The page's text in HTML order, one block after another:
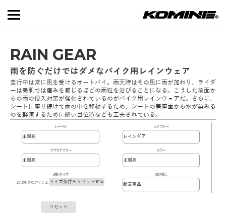
RAIN GEAR
雨を防ぐだけではダメなバイク用レインウェア
走行中は常に風を受けるオートバイ。雨天時はその風に雨が加わり、ライダ
ーは素肌では痛みを感じるほどの雨粒を浴びることになる。こうした前面か
らの雨の侵入対策が強化されているのがバイク用レインウェアだ。さらに、
シートに座り続けて雨の中を移動するため、シートの着座面から水が染みる
のを軽減するために縫い目位置なども工夫されている。
レーベル カテゴリー
サブカテゴリー カラー
選択サイズ
27.0を含むアイテム サイズ条件をリセットする
並び替え
リセット